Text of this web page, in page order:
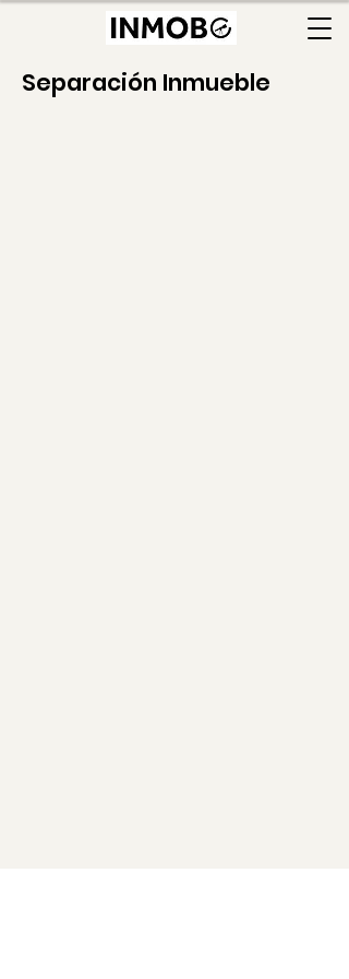
Separación Inmueble